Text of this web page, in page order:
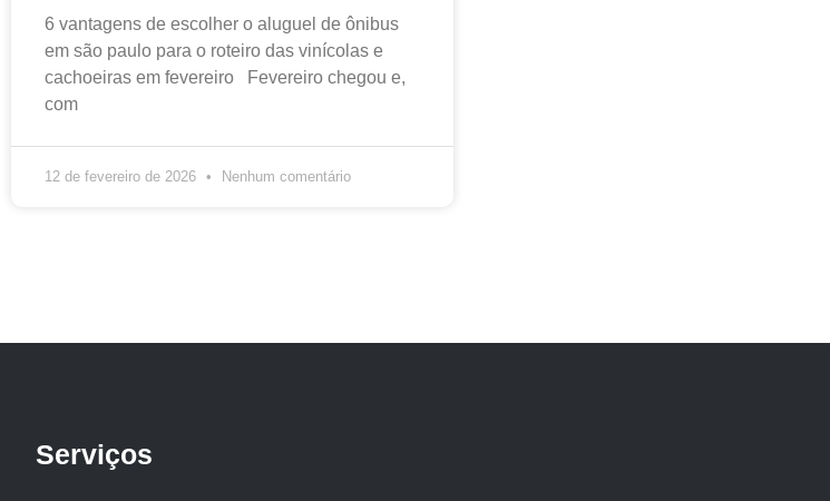
6 vantagens de escolher o aluguel de ônibus
em são paulo para o roteiro das vinícolas e
cachoeiras em fevereiro Fevereiro chegou e,
com
12 de fevereiro de 2026 Nenhum comentário
Serviços